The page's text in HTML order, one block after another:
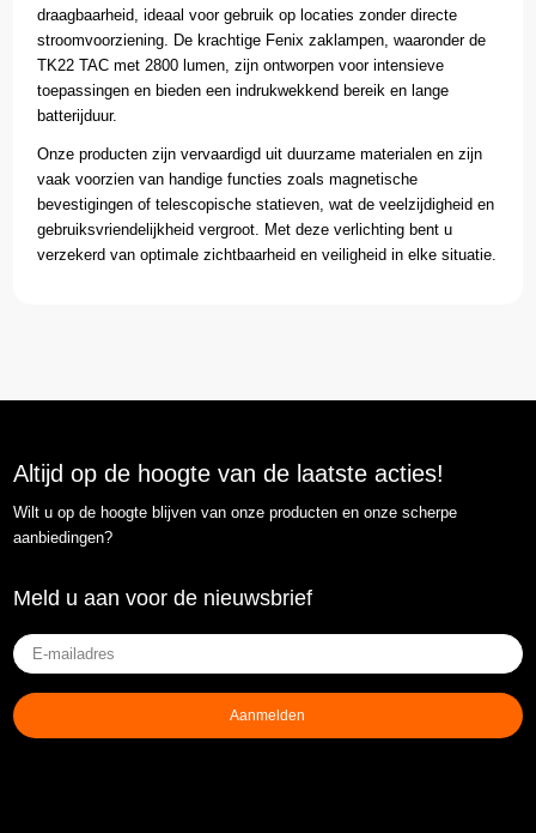
draagbaarheid, ideaal voor gebruik op locaties zonder directe
stroomvoorziening. De krachtige Fenix zaklampen, waaronder de
TK22 TAC met 2800 lumen, zijn ontworpen voor intensieve
toepassingen en bieden een indrukwekkend bereik en lange
batterijduur.
Onze producten zijn vervaardigd uit duurzame materialen en zijn
vaak voorzien van handige functies zoals magnetische
bevestigingen of telescopische statieven, wat de veelzijdigheid en
gebruiksvriendelijkheid vergroot. Met deze verlichting bent u
verzekerd van optimale zichtbaarheid en veiligheid in elke situatie.
Altijd op de hoogte van de laatste acties!
Wilt u op de hoogte blijven van onze producten en onze scherpe
aanbiedingen?
Meld u aan voor de nieuwsbrief
E-
mailadres(Vereist)
Aanmelden